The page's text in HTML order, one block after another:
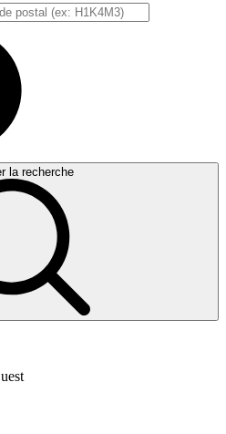
la recherche